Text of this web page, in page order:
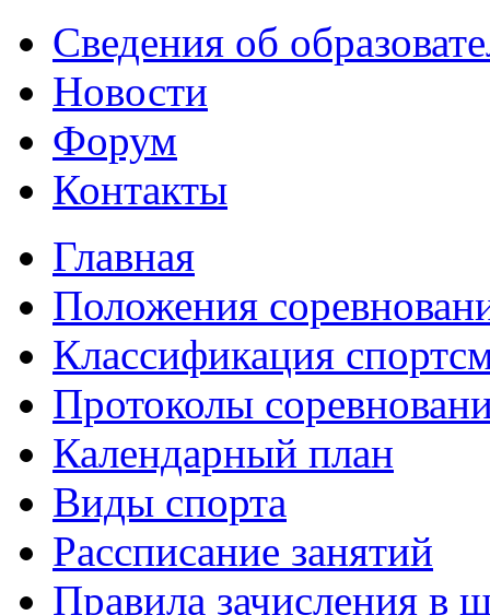
Сведения об
Новости
Форум
Контакты
Главная
Положения
Классификация
Протоколы
Календарный план
Виды спорта
Рассписание занятий
Правила зачисления в